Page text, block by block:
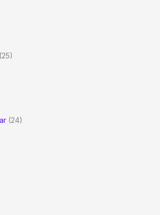
(25)
(24)